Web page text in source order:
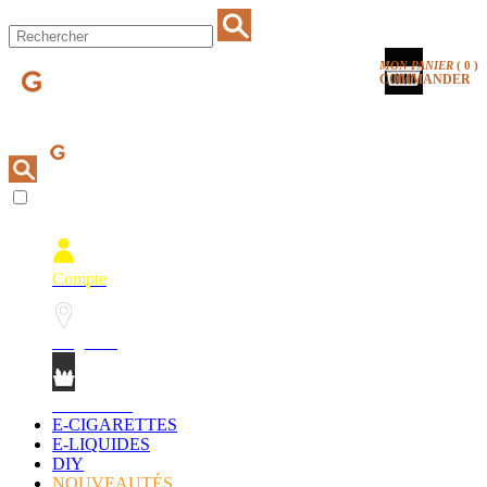
MON PANIER ( 0 )
COMMANDER
Compte
E-CIGARETTES
E-LIQUIDES
DIY
NOUVEAUTÉS